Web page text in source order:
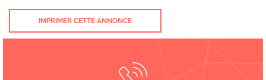
IMPRIMER CETTE ANNONCE